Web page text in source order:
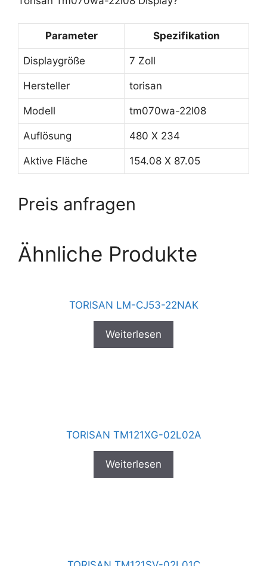
Parameter Spezifikation
Displaygröße 7 Zoll
Hersteller torisan
Modell tm070wa-22l08
Auflösung 480 X 234
Aktive Fläche 154.08 X 87.05
Preis anfragen
Ähnliche Produkte
TORISAN LM-CJ53-22NAK
Weiterlesen
TORISAN TM121XG-02L02A
Weiterlesen